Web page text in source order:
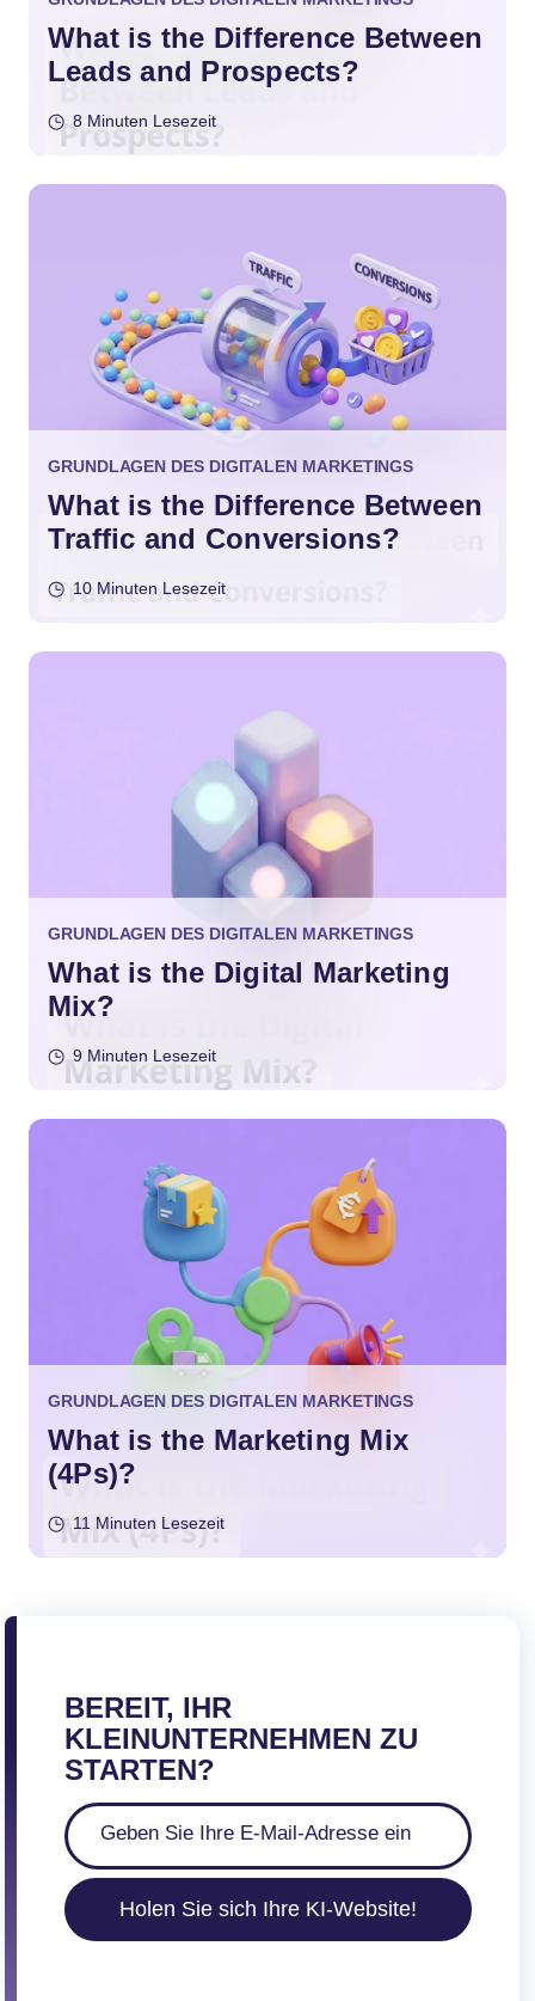
What is the Difference Between
Leads and Prospects?
8 Minuten Lesezeit
GRUNDLAGEN DES DIGITALEN MARKETINGS
What is the Difference Between
Traffic and Conversions?
10 Minuten Lesezeit
GRUNDLAGEN DES DIGITALEN MARKETINGS
What is the Digital Marketing
Mix?
9 Minuten Lesezeit
GRUNDLAGEN DES DIGITALEN MARKETINGS
What is the Marketing Mix
(4Ps)?
11 Minuten Lesezeit
BEREIT, IHR
KLEINUNTERNEHMEN ZU
STARTEN?
Holen Sie sich Ihre KI-Website!